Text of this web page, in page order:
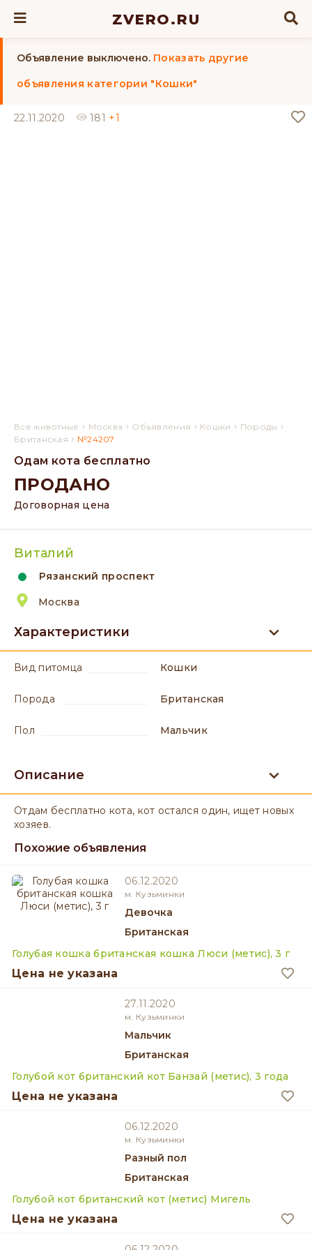
ZVERO.RU
Объявление выключено. Показать другие
объявления категории "Кошки"
22.11.2020 181 +1
Все животные › Москва › Объявления › Кошки › Породы ›
Британская › №24207
Одам кота бесплатно
ПРОДАНО
Договорная цена
Виталий
Рязанский проспект
Москва
Характеристики
вид питомца Кошки
порода Британская
пол мальчик
Описание
Отдам бесплатно кота, кот остался один, ищет новых
хозяев.
Похожие объявления
06.12.2020
м. Кузьминки
девочка
Британская
Голубая кошка британская кошка Люси (метис), 3 г
Цена не указана
27.11.2020
м. Кузьминки
мальчик
Британская
Голубой кот британский кот Банзай (метис), 3 года
Цена не указана
06.12.2020
м. Кузьминки
разный пол
Британская
Голубой кот британский кот (метис) Мигель
Цена не указана